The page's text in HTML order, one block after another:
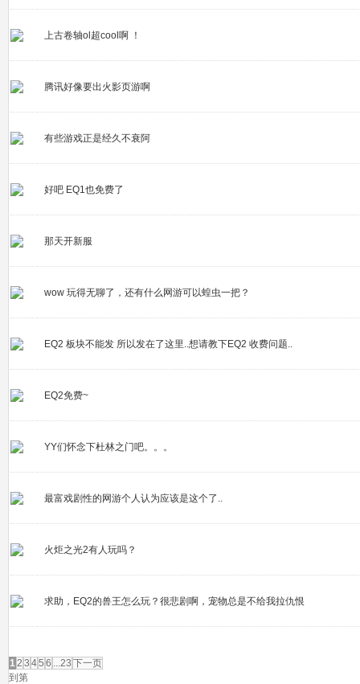
上古卷轴ol超cool啊 ！
腾讯好像要出火影页游啊
有些游戏正是经久不衰阿
好吧 EQ1也免费了
那天开新服
wow 玩得无聊了，还有什么网游可以蝗虫一把？
EQ2 板块不能发 所以发在了这里..想请教下EQ2 收费问题..
EQ2免费~
YY们怀念下杜林之门吧。。。
最富戏剧性的网游个人认为应该是这个了..
火炬之光2有人玩吗？
求助，EQ2的兽王怎么玩？很悲剧啊，宠物总是不给我拉仇恨
12 3 45 6 ...23 下一页
到第